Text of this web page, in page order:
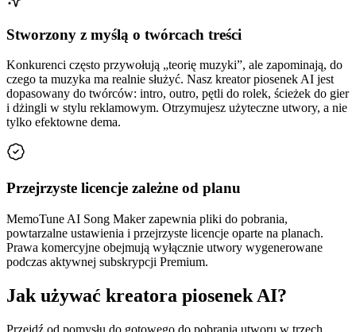
Stworzony z myślą o twórcach treści
Konkurenci często przywołują „teorię muzyki”, ale zapominają, do
czego ta muzyka ma realnie służyć. Nasz kreator piosenek AI jest
dopasowany do twórców: intro, outro, pętli do rolek, ścieżek do gier
i dżingli w stylu reklamowym. Otrzymujesz użyteczne utwory, a nie
tylko efektowne dema.
Przejrzyste licencje zależne od planu
MemoTune AI Song Maker zapewnia pliki do pobrania,
powtarzalne ustawienia i przejrzyste licencje oparte na planach.
Prawa komercyjne obejmują wyłącznie utwory wygenerowane
podczas aktywnej subskrypcji Premium.
Jak używać kreatora piosenek AI?
Przejdź od pomysłu do gotowego do pobrania utworu w trzech